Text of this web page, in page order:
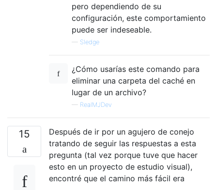
pero dependiendo de su
configuración, este comportamiento
puede ser indeseable.
— Sledge
¿Cómo usarías este comando para
eliminar una carpeta del caché en
lugar de un archivo?
— RealMJDev
15
Después de ir por un agujero de conejo
tratando de seguir las respuestas a esta
pregunta (tal vez porque tuve que hacer
esto en un proyecto de estudio visual),
encontré que el camino más fácil era